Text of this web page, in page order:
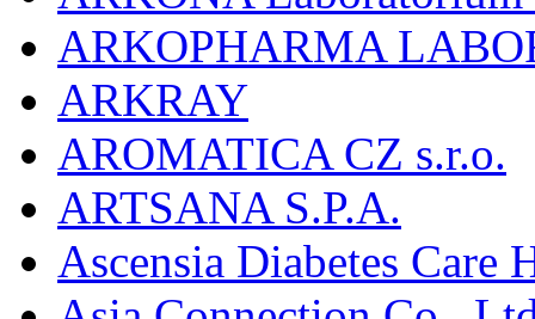
ARKOPHARMA
ARKRAY
AROMATICA CZ s.r.o.
ARTSANA S.P.A.
Ascensia Diabetes Care